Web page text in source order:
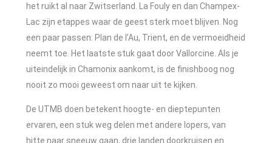
het ruikt al naar Zwitserland. La Fouly en dan Champex-
Lac zijn etappes waar de geest sterk moet blijven. Nog
een paar passen: Plan de l’Au, Trient, en de vermoeidheid
neemt toe. Het laatste stuk gaat door Vallorcine. Als je
uiteindelijk in Chamonix aankomt, is de finishboog nog
nooit zo mooi geweest om naar uit te kijken.
De UTMB doen betekent hoogte- en dieptepunten
ervaren, een stuk weg delen met andere lopers, van
hitte naar sneeuw gaan, drie landen doorkruisen en